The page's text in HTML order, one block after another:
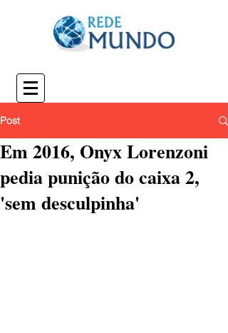
Post
Em 2016, Onyx Lorenzoni
pedia punição do caixa 2,
'sem desculpinha'